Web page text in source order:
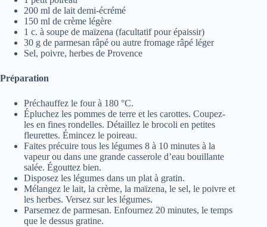
200 ml de lait demi-écrémé
150 ml de crème légère
1 c. à soupe de maïzena (facultatif pour épaissir)
30 g de parmesan râpé ou autre fromage râpé léger
Sel, poivre, herbes de Provence
Préparation
Préchauffez le four à 180 °C.
Épluchez les pommes de terre et les carottes. Coupez-
les en fines rondelles. Détaillez le brocoli en petites
fleurettes. Émincez le poireau.
Faites précuire tous les légumes 8 à 10 minutes à la
vapeur ou dans une grande casserole d’eau bouillante
salée. Égouttez bien.
Disposez les légumes dans un plat à gratin.
Mélangez le lait, la crème, la maïzena, le sel, le poivre et
les herbes. Versez sur les légumes.
Parsemez de parmesan. Enfournez 20 minutes, le temps
que le dessus gratine.